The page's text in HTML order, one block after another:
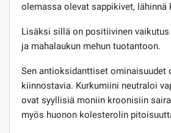
olemassa olevat sappikivet, lähinnä
Lisäksi sillä on positiivinen
ja mahalaukun mehun tuotantoon.
Sen antioksidanttiset ominaisuudet
kiinnostavia. Kurkumiini neutraloi
ovat syyllisiä moniin kroonisiin
myös huonon kolesterolin